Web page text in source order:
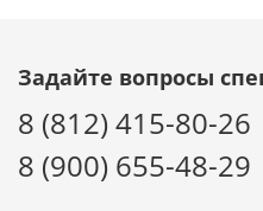
Задайте вопросы
8 (812) 415-80-26
8 (900) 655-48-29